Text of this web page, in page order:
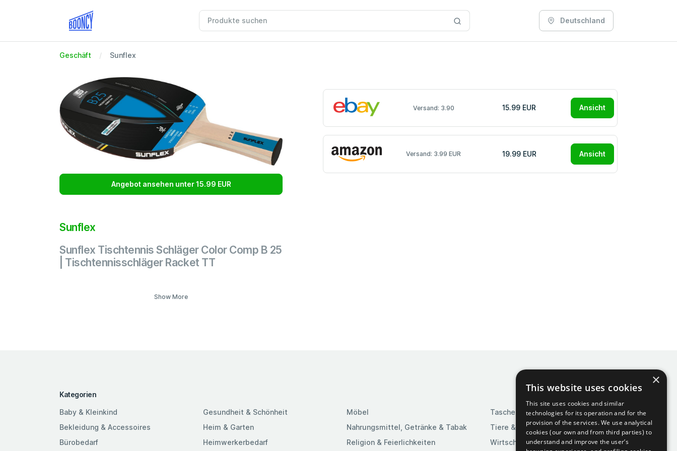
Deutschland
Geschäft Sunflex
Angebot ansehen unter 15.99 EUR
Sunflex
Sunflex Tischtennis Schläger Color Comp B 25
| Tischtennisschläger Racket TT
Show More
Versand: 3.90 15.99 EUR Ansicht
Versand: 3.99 EUR 19.99 EUR Ansicht
Kategorien
Baby & Kleinkind
Bekleidung & Accessoires
Bürobedarf
Gesundheit & Schönheit
Heim & Garten
Heimwerkerbedarf
Möbel
Nahrungsmittel, Getränke & Tabak
Religion & Feierlichkeiten
Taschen & Gepäck
Tiere & Tierbedarf
Wirtschaft & Industrie
×
This website uses cookies
This site uses cookies and similar
technologies for its operation and for the
provision of the services. We use analytical
cookies (our own and from third parties) to
understand and improve the user’s